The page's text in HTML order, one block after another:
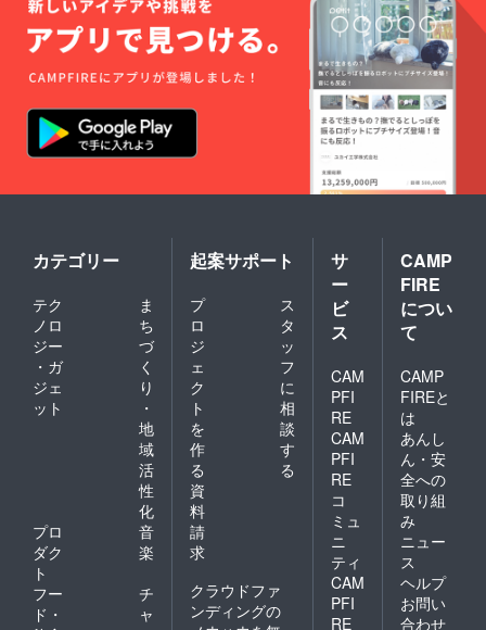
カテゴリー
テク
ノロ
ジー
・ガ
ジェ
ット
ま
ち
づ
く
り
・
地
域
活
性
化
プロ
ダク
ト
音
楽
フー
ド・
チ
ャ
起案サポート
プ
ロ
ジ
ェ
ク
ト
を
作
る
ス
タ
ッ
フ
に
相
談
す
る
資
料
請
求
クラウドファ
ンディングの
サ
ー
ビ
ス
CAM
PFI
RE
CAM
PFI
RE
コ
ミュ
ニ
ティ
CAM
PFI
RE
CAMP
FIRE
につい
て
CAMP
FIREと
は
あんし
ん・安
全への
取り組
み
ニュー
ス
ヘルプ
お問い
合わせ